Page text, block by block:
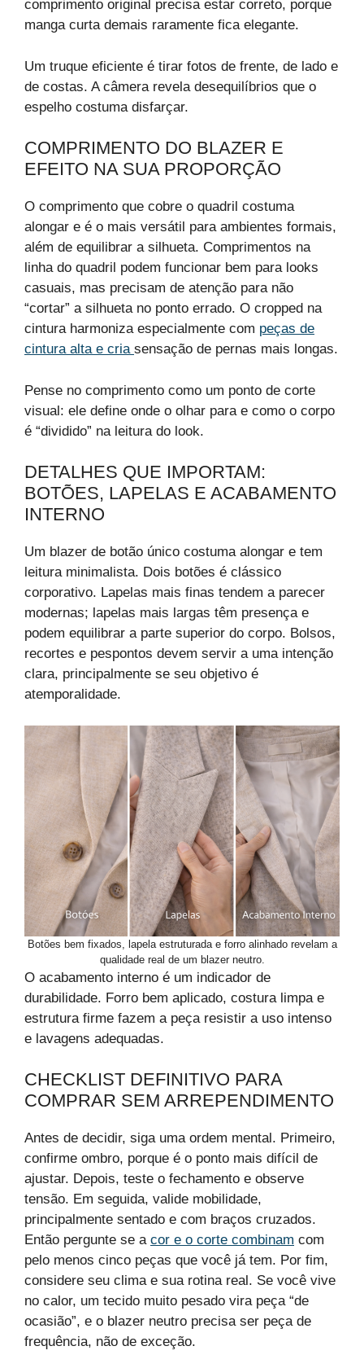
comprimento original precisa estar correto, porque
manga curta demais raramente fica elegante.
Um truque eficiente é tirar fotos de frente, de lado e
de costas. A câmera revela desequilíbrios que o
espelho costuma disfarçar.
COMPRIMENTO DO BLAZER E
EFEITO NA SUA PROPORÇÃO
O comprimento que cobre o quadril costuma
alongar e é o mais versátil para ambientes formais,
além de equilibrar a silhueta. Comprimentos na
linha do quadril podem funcionar bem para looks
casuais, mas precisam de atenção para não
“cortar” a silhueta no ponto errado. O cropped na
cintura harmoniza especialmente com peças de
cintura alta e cria sensação de pernas mais longas.
Pense no comprimento como um ponto de corte
visual: ele define onde o olhar para e como o corpo
é “dividido” na leitura do look.
DETALHES QUE IMPORTAM:
BOTÕES, LAPELAS E ACABAMENTO
INTERNO
Um blazer de botão único costuma alongar e tem
leitura minimalista. Dois botões é clássico
corporativo. Lapelas mais finas tendem a parecer
modernas; lapelas mais largas têm presença e
podem equilibrar a parte superior do corpo. Bolsos,
recortes e pespontos devem servir a uma intenção
clara, principalmente se seu objetivo é
atemporalidade.
Botões bem fixados, lapela estruturada e forro alinhado revelam a
qualidade real de um blazer neutro.
O acabamento interno é um indicador de
durabilidade. Forro bem aplicado, costura limpa e
estrutura firme fazem a peça resistir a uso intenso
e lavagens adequadas.
CHECKLIST DEFINITIVO PARA
COMPRAR SEM ARREPENDIMENTO
Antes de decidir, siga uma ordem mental. Primeiro,
confirme ombro, porque é o ponto mais difícil de
ajustar. Depois, teste o fechamento e observe
tensão. Em seguida, valide mobilidade,
principalmente sentado e com braços cruzados.
Então pergunte se a cor e o corte combinam com
pelo menos cinco peças que você já tem. Por fim,
considere seu clima e sua rotina real. Se você vive
no calor, um tecido muito pesado vira peça “de
ocasião”, e o blazer neutro precisa ser peça de
frequência, não de exceção.